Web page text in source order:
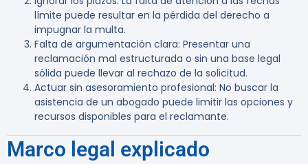
límite puede resultar en la pérdida del derecho a
impugnar la multa.
Falta de argumentación clara: Presentar una
reclamación mal estructurada o sin una base legal
sólida puede llevar al rechazo de la solicitud.
Actuar sin asesoramiento profesional: No buscar la
asistencia de un abogado puede limitir las opciones y
recursos disponibles para el reclamante.
Marco legal explicado